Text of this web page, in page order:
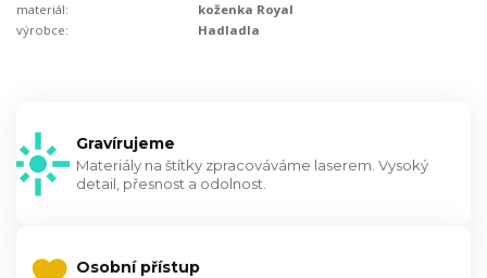
materiál:
koženka Royal
výrobce:
Hadladla
Gravírujeme
Materiály na štítky zpracováváme laserem. Vysoký
detail, přesnost a odolnost.
Osobní přístup